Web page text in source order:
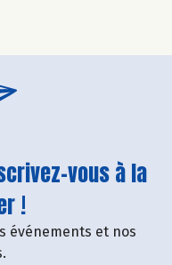
vous à la
!
événements et nos